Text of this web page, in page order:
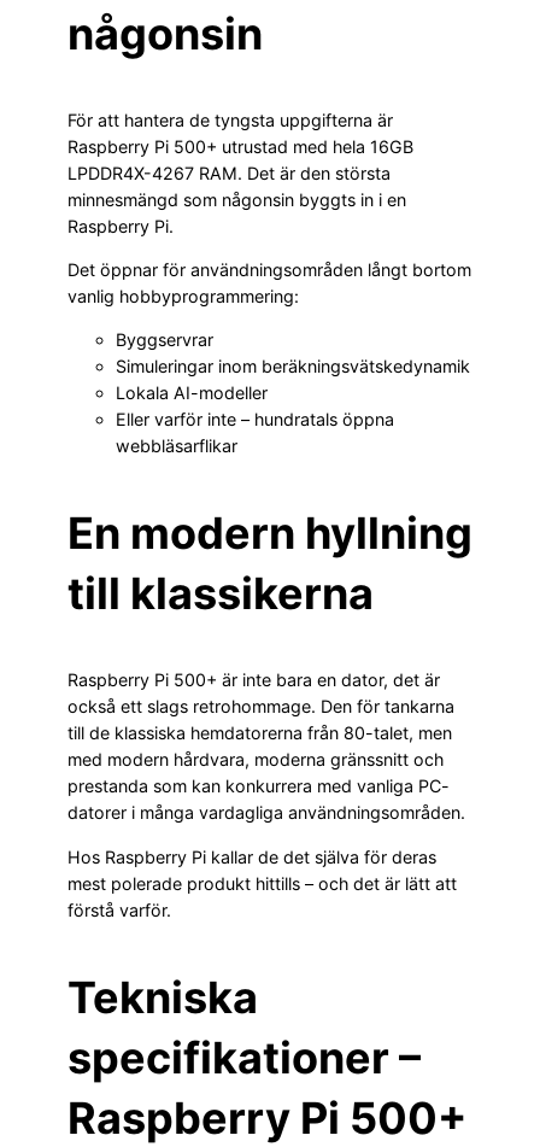
någonsin
För att hantera de tyngsta uppgifterna är
Raspberry Pi 500+ utrustad med hela 16GB
LPDDR4X-4267 RAM. Det är den största
minnesmängd som någonsin byggts in i en
Raspberry Pi.
Det öppnar för användningsområden långt bortom
vanlig hobbyprogrammering:
Byggservrar
Simuleringar inom beräkningsvätskedynamik
Lokala AI-modeller
Eller varför inte – hundratals öppna
webbläsarflikar
En modern hyllning
till klassikerna
Raspberry Pi 500+ är inte bara en dator, det är
också ett slags retrohommage. Den för tankarna
till de klassiska hemdatorerna från 80-talet, men
med modern hårdvara, moderna gränssnitt och
prestanda som kan konkurrera med vanliga PC-
datorer i många vardagliga användningsområden.
Hos Raspberry Pi kallar de det själva för deras
mest polerade produkt hittills – och det är lätt att
förstå varför.
Tekniska
specifikationer –
Raspberry Pi 500+